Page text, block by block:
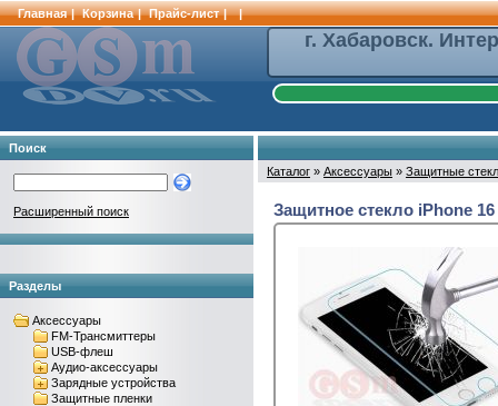
Главная | Корзина | Прайс-лист | |
г. Хабаровск.
Поиск
Расширенный поиск
Разделы
Аксессуары
FM-Трансмиттеры
USB-флеш
Аудио-аксессуары
Зарядные устройства
Защитные пленки
Каталог » Аксессуары » Защитные
Защитное стекло iPhone